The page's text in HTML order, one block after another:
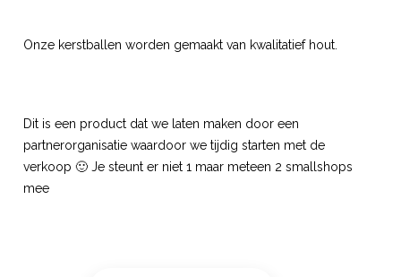
Onze kerstballen worden gemaakt van kwalitatief hout.
Dit is een product dat we laten maken door een
partnerorganisatie waardoor we tijdig starten met de
verkoop 🙂 Je steunt er niet 1 maar meteen 2 smallshops
mee